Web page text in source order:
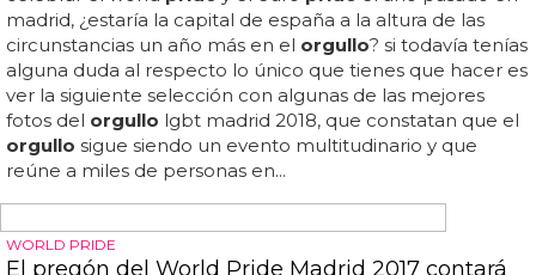
eventos deportivos y actividades culturales... las
manifestaciones son pacíficas y los manifestantes se
visten con colores alegres y con los símbolos del orgullo
lgbt... en españa, el
pride
es una fiesta multitudinaria que
tiene lugar en diferentes ciudades, como madrid,
barcelona, valencia y sevilla... en definitiva, el
es una
gran oportunidad para conocer a gente nueva, celebrar
la diversidad sexual y de género y unirse para reivindicar
los derechos de todas las personas... durante el evento
hay muchas actividades para todas las edades, desde
discotecas al aire...